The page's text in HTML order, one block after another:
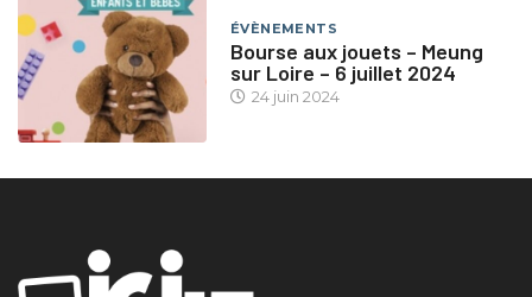
ÉVÈNEMENTS
Bourse aux jouets – Meung
sur Loire – 6 juillet 2024
24 juin 2024